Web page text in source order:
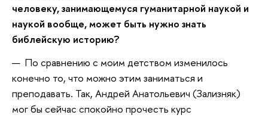
человеку, занимающемуся гуманитарной наукой и
наукой вообще, может быть нужно знать
библейскую историю?
— По сравнению с моим детством изменилось
конечно то, что можно этим заниматься и
преподавать. Так, Андрей Анатольевич (Зализняк)
мог бы сейчас спокойно прочесть курс